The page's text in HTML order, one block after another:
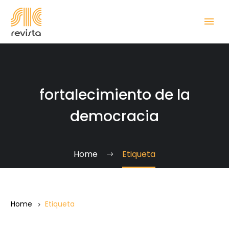
fortalecimiento de la
democracia
Home Etiqueta
Home Etiqueta